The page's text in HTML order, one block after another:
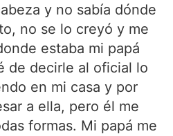
y no sabía dónde
no se lo creyó y me
estaba mi papá
de decirle al oficial lo
en mi casa y por
a ella, pero él me
formas. Mi papá me